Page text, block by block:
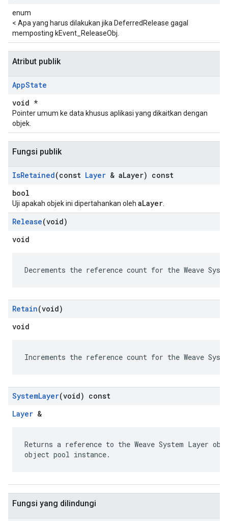
enum
< Apa yang harus dilakukan jika DeferredRelease gagal
memposting kEvent_ReleaseObj.
Atribut publik
AppState
void *
Pointer umum ke data khusus aplikasi yang dikaitkan dengan
objek.
Fungsi publik
IsRetained(const Layer & aLayer) const
bool
Uji apakah objek ini dipertahankan oleh aLayer
Release(void)
void
Decrements the reference count for the Weave
Retain(void)
void
Increments the reference count for the Weave
SystemLayer(void) const
Layer &
Returns a reference to the Weave System Layer
object pool instance.
Fungsi yang dilindungi